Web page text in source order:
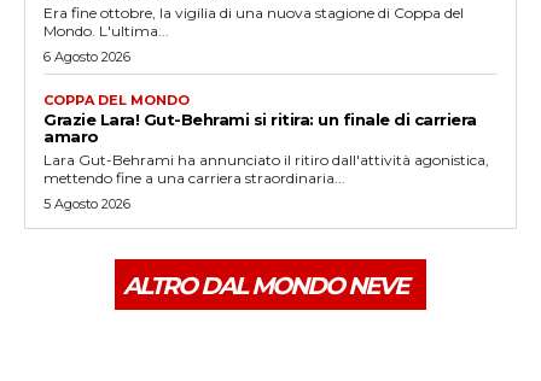
Era fine ottobre, la vigilia di una nuova stagione di Coppa del
Mondo. L'ultima...
6 Agosto 2026
COPPA DEL MONDO
Grazie Lara! Gut-Behrami si ritira: un finale di carriera
amaro
Lara Gut-Behrami ha annunciato il ritiro dall'attività agonistica,
mettendo fine a una carriera straordinaria...
5 Agosto 2026
ALTRO DAL MONDO NEVE